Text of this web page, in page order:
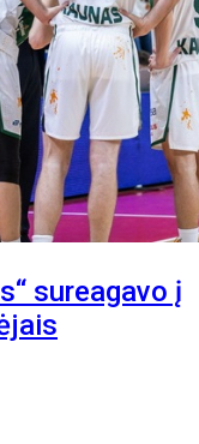
sureagavo į